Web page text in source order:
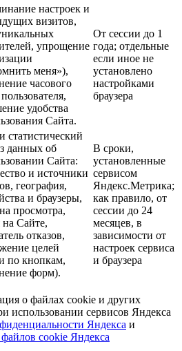
настроек и
визитов,
упрощение
меня»),
часового
удобства
Сайта.
От сессии до 1
года; отдельные
если иное не
установлено
настройками
браузера
статистический
данных об
Сайта:
и источники
география,
и браузеры,
просмотра,
на Сайте,
отказов,
целей
по кнопкам,
форм).
В сроки,
установленные
сервисом
Яндекс.Метрика;
как правило, от
сессии до 24
месяцев, в
зависимости от
настроек сервиса
и браузера
о файлах cookie и других
использовании сервисов Яндекса
Яндекса и
cookie Яндекса